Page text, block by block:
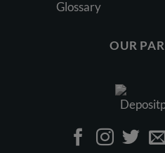
Glossary
OUR